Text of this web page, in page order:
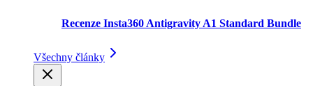
Recenze Insta360 Antigravity A1 Standard Bundle
Všechny články